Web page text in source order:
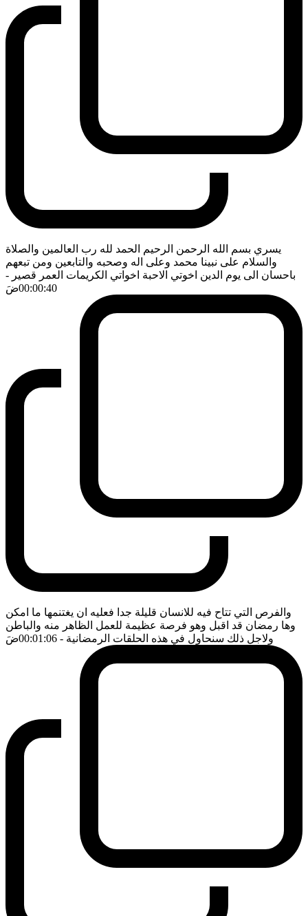
يسري بسم الله الرحمن الرحيم الحمد لله رب العالمين والصلاة
والسلام على نبينا محمد وعلى اله وصحبه والتابعين ومن تبعهم
باحسان الى يوم الدين اخوتي الاحبة اخواتي الكريمات العمر قصير -
00:00:40ضَ
والفرص التي تتاح فيه للانسان قليلة جدا فعليه ان يغتنمها ما امكن
وها رمضان قد اقبل وهو فرصة عظيمة للعمل الظاهر منه والباطن
ولاجل ذلك سنحاول في هذه الحلقات الرمضانية - 00:01:06 ضَ